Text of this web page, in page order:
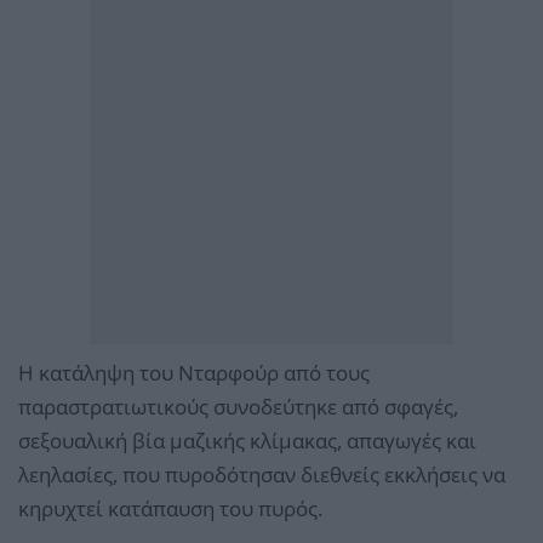
Η κατάληψη του Νταρφούρ από τους
παραστρατιωτικούς συνοδεύτηκε από σφαγές,
σεξουαλική βία μαζικής κλίμακας, απαγωγές και
λεηλασίες, που πυροδότησαν διεθνείς εκκλήσεις να
κηρυχτεί κατάπαυση του πυρός.